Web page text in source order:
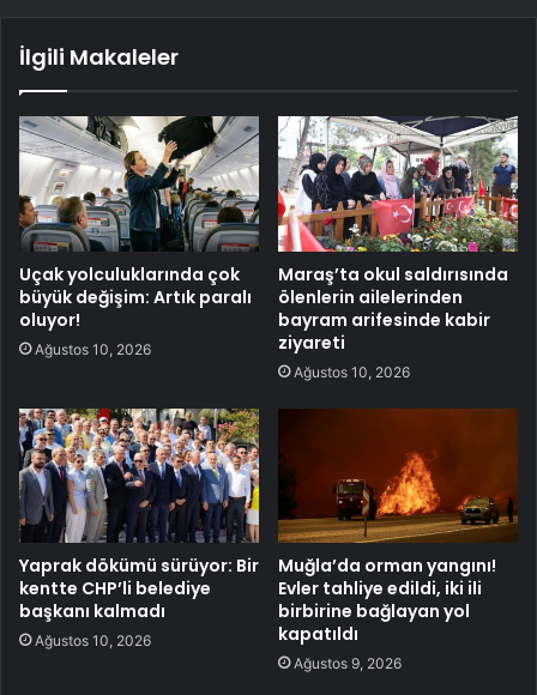
İlgili Makaleler
Uçak yolculuklarında çok
büyük değişim: Artık paralı
oluyor!
Ağustos 10, 2026
Maraş’ta okul saldırısında
ölenlerin ailelerinden
bayram arifesinde kabir
ziyareti
Ağustos 10, 2026
Yaprak dökümü sürüyor: Bir
kentte CHP’li belediye
başkanı kalmadı
Ağustos 10, 2026
Muğla’da orman yangını!
Evler tahliye edildi, iki ili
birbirine bağlayan yol
kapatıldı
Ağustos 9, 2026